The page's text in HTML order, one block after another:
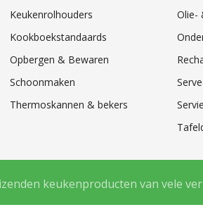
Keukenrolhouders
Kookboekstandaards
Opbergen & Bewaren
Schoonmaken
Thermoskannen & bekers
Olie-
keukenproducten van vele